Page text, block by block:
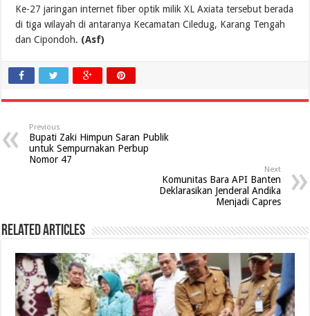
Ke-27 jaringan internet fiber optik milik XL Axiata tersebut berada
di tiga wilayah di antaranya Kecamatan Ciledug, Karang Tengah
dan Cipondoh. (Asf)
Previous
Bupati Zaki Himpun Saran Publik
untuk Sempurnakan Perbup
Nomor 47
Next
Komunitas Bara API Banten
Deklarasikan Jenderal Andika
Menjadi Capres
Related Articles